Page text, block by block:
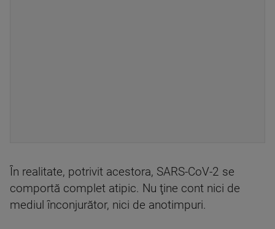
În realitate, potrivit acestora, SARS-CoV-2 se
comportă complet atipic. Nu ţine cont nici de
mediul înconjurător, nici de anotimpuri.